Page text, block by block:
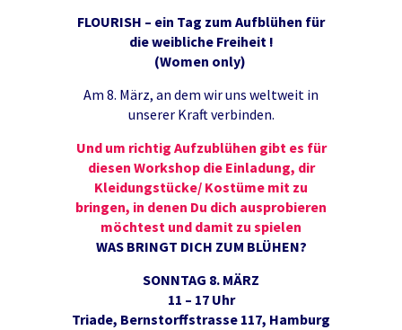
FLOURISH – ein Tag zum Aufblühen für
die weibliche Freiheit !
(Women only)
Am 8. März, an dem wir uns weltweit in
unserer Kraft verbinden.
Und um richtig Aufzublühen gibt es für
diesen Workshop die Einladung, dir
Kleidungstücke/ Kostüme mit zu
bringen, in denen Du dich ausprobieren
möchtest und damit zu spielen
WAS BRINGT DICH ZUM BLÜHEN?
SONNTAG 8. MÄRZ
11 – 17 Uhr
Triade, Bernstorffstrasse 117, Hamburg